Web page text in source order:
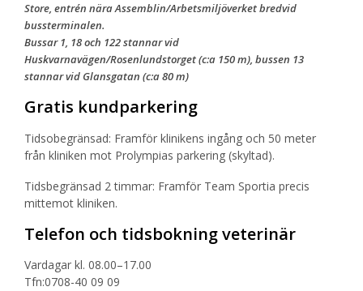
Store, entrén nära Assemblin/Arbetsmiljöverket bredvid
bussterminalen.
Bussar 1, 18 och 122 stannar vid
Huskvarnavägen/Rosenlundstorget (c:a 150 m), bussen 13
stannar vid Glansgatan (c:a 80 m)
Gratis kundparkering
Tidsobegränsad: Framför klinikens ingång och 50 meter
från kliniken mot Prolympias parkering (skyltad).
Tidsbegränsad 2 timmar: Framför Team Sportia precis
mittemot kliniken.
Telefon och tidsbokning veterinär
Vardagar kl. 08.00–17.00
Tfn:0708-40 09 09